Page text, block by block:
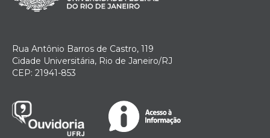
Rua Antônio Barros de Castro, 119
Cidade Universitária, Rio de Janeiro/RJ
CEP: 21941-853